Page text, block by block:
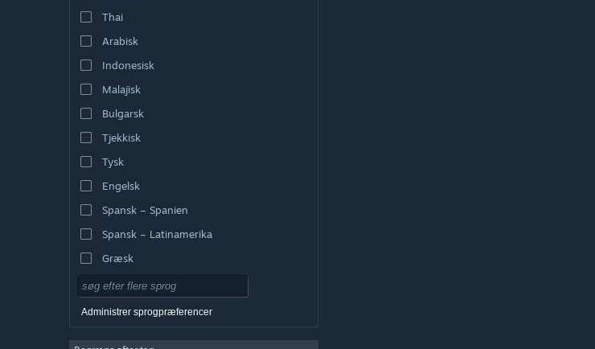
Thai
Arabisk
Indonesisk
Malajisk
Bulgarsk
Tjekkisk
Tysk
Engelsk
Spansk – Spanien
Spansk – Latinamerika
Græsk
Administrer sprogpræferencer